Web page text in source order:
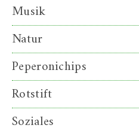
Musik
Natur
Peperonichips
Rotstift
Soziales